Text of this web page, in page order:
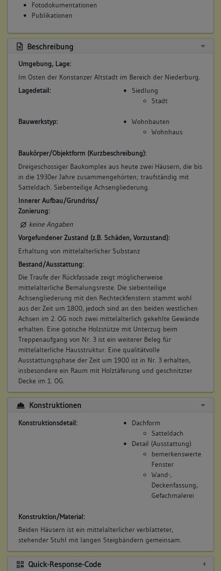
Fotodokumentationen
Publikationen
Beschreibung
Umgebung, Lage:
Im Osten der Konstanzer Altstadt im Bereich der Niederburg.
Lagedetail:
Siedlung
Stadt
Bauwerkstyp:
Wohnbauten
Wohnhaus
Baukörper/Objektform (Kurzbeschreibung):
Dreigeschossiger Baukomplex aus heute zwei Häusern, die bis
in die 1930er Jahre zusammengehörten; traufständig mit
Satteldach. Siebenteilige Achsengliederung.
Innerer Aufbau/Grundriss/
Zonierung:
keine Angaben
Vorgefundener Zustand (z.B. Schäden, Vorzustand):
Erhaltung von mittelalterlicher Substanz
Bestand/Ausstattung:
Die Traufe der Rückfassade zeigt möglicherweise
mittelalterliche Bemalungsreste. Die siebenteilige
Achsengliederung mit den Rechteckfenstern stammt wohl
aus der Zeit um 1800, jedoch sind an den beiden westlichen
Achsen im 2. OG noch zwei mittelalterlich gekehlte Gewände
erhalten. Eine gotische Holzstütze mit Unterzug beim
Treppenaufgang von Nr. 3 ist ein weiterer Beleg für
mittelalterliche Hausstruktur. Eine qualitätvolle
Ausstattungsphase der Zeit um 1900 ist in Nr. 3 erhalten,
insbesondere ein Raum mit Holztäferung und geschnitzter
Decke im 1. OG.
Konstruktionen
Konstruktionsdetail:
Dachform
Satteldach
Detail (Ausstattung)
bemerkenswerte
Fenster
Wand-,
Deckenfassung,
Gefachmalerei
Konstruktion/Material:
Beiden Häusern ist ein mittelalterlicher verblatteter,
stehender Stuhl mit langen Steigbändern gemeinsam.
Quick-Response-Code